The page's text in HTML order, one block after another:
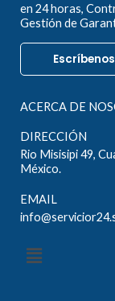
en 24 horas,
Gestión de
Escríbenos
ACERCA DE
DIRECCIÓN
Rio Misisipi 49,
México.
EMAIL
Menú